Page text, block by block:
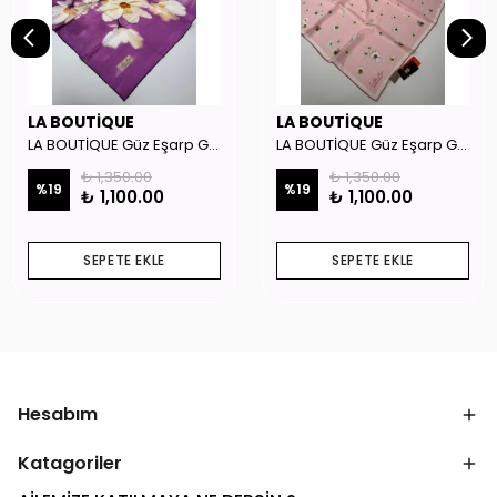
LA BOUTİQUE
LA BOUTİQUE Güz Eşarp GYSE262908
%19
₺ 1,350.00
₺ 1,100.00
SEPETE EKLE
LA BOUTİQUE
LA BOUTİQUE Güz Eşarp GYSE130804
%19
₺ 1,350.00
₺ 1,100.00
SEPETE EKLE
Hesabım
Katagoriler